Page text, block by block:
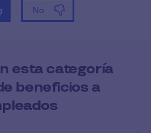
esta categoría
beneficios a